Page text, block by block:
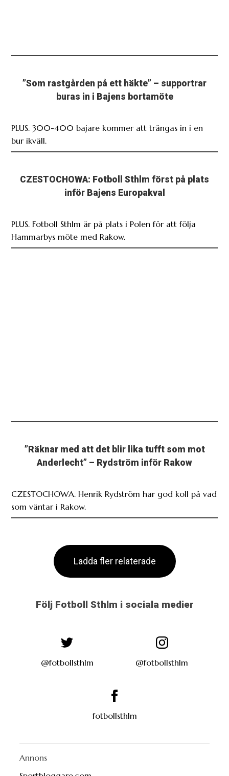
”Som rastgården på ett häkte” – supportrar
buras in i Bajens bortamöte
PLUS. 300-400 bajare kommer att trängas in i en
bur ikväll.
CZESTOCHOWA: Fotboll Sthlm först på plats
inför Bajens Europakval
PLUS. Fotboll Sthlm är på plats i Polen för att följa
Hammarbys möte med Rakow.
”Räknar med att det blir lika tufft som mot
Anderlecht” – Rydström inför Rakow
CZESTOCHOWA. Henrik Rydström har god koll på vad
som väntar i Rakow.
Ladda fler relaterade
Följ Fotboll Sthlm i sociala medier
@fotbollsthlm @fotbollsthlm
fotbollsthlm
Annons